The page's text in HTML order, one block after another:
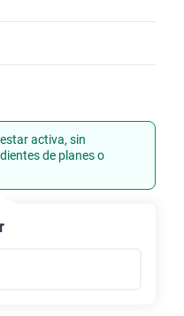
Portabilidad
activa, sin
de planes o